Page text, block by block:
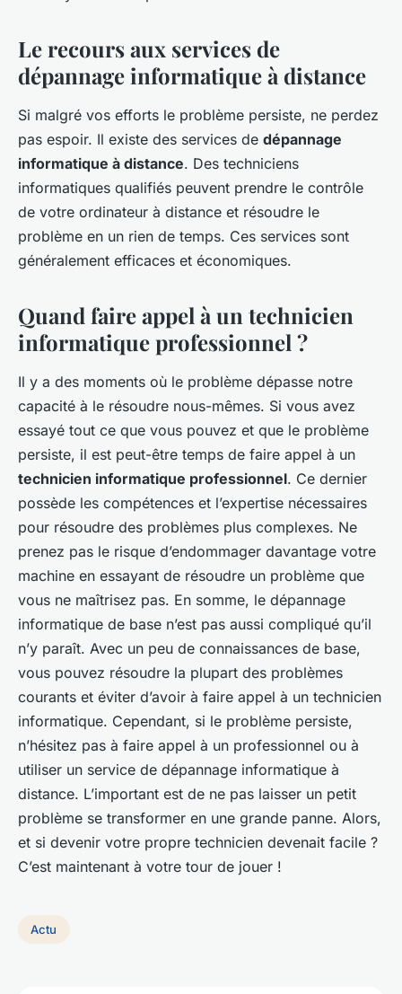
Le recours aux services de
dépannage informatique à distance
Si malgré vos efforts le problème persiste, ne perdez
pas espoir. Il existe des services de dépannage
informatique à distance. Des techniciens
informatiques qualifiés peuvent prendre le contrôle
de votre ordinateur à distance et résoudre le
problème en un rien de temps. Ces services sont
généralement efficaces et économiques.
Quand faire appel à un technicien
informatique professionnel ?
Il y a des moments où le problème dépasse notre
capacité à le résoudre nous-mêmes. Si vous avez
essayé tout ce que vous pouvez et que le problème
persiste, il est peut-être temps de faire appel à un
technicien informatique professionnel. Ce dernier
possède les compétences et l’expertise nécessaires
pour résoudre des problèmes plus complexes. Ne
prenez pas le risque d’endommager davantage votre
machine en essayant de résoudre un problème que
vous ne maîtrisez pas. En somme, le dépannage
informatique de base n’est pas aussi compliqué qu’il
n’y paraît. Avec un peu de connaissances de base,
vous pouvez résoudre la plupart des problèmes
courants et éviter d’avoir à faire appel à un technicien
informatique. Cependant, si le problème persiste,
n’hésitez pas à faire appel à un professionnel ou à
utiliser un service de dépannage informatique à
distance. L’important est de ne pas laisser un petit
problème se transformer en une grande panne. Alors,
et si devenir votre propre technicien devenait facile ?
C’est maintenant à votre tour de jouer !
Actu